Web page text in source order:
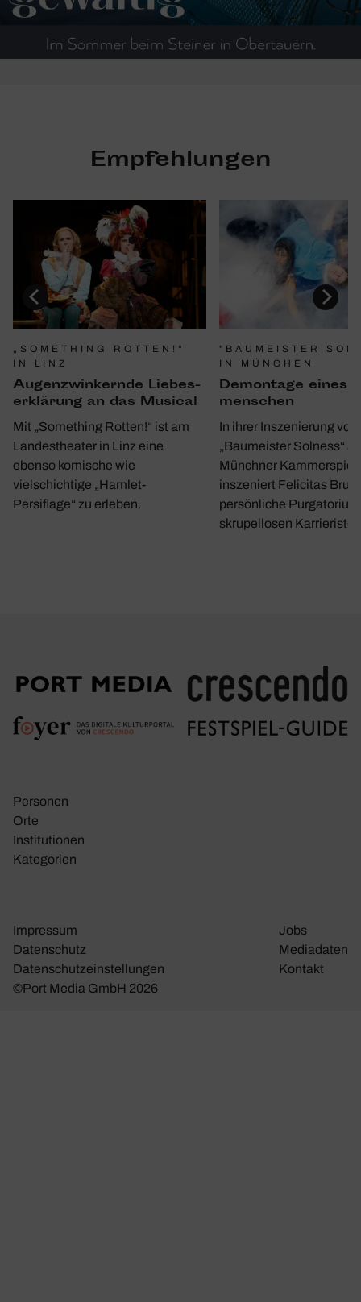
Empfehlungen
„SOMETHING ROTTEN!“
IN LINZ
Augen­zwin­kernde Liebes­
er­klä­rung an das Musical
Mit „Something Rotten!“ ist am
Landestheater in Linz eine
ebenso komische wie
vielschichtige „Hamlet-
Persiflage“ zu erleben.
"BAUMEISTER
IN MÜNCHEN
Demon­tage eines
men­schen
In ihrer Inszenierung von
„Baumeister Solness“
Münchner
inszeniert Felicitas
persönliche
skrupellosen
Personen
Orte
Insti­tu­tionen
Kate­go­rien
©Port Media GmbH 2026
Impressum
Daten­schutz
Daten­schutz­ein­stel­lungen
Jobs
Media­daten
Kontakt